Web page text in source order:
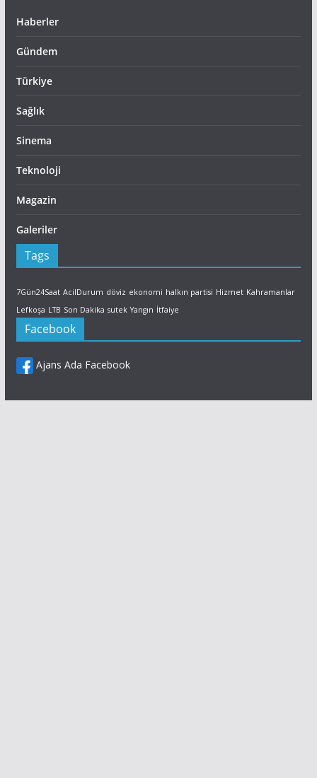
Haberler
Gündem
Türkiye
Sağlık
Sinema
Teknoloji
Magazin
Galeriler
Tags
7Gün24Saat AcilDurum döviz ekonomi halkın partisi Hizmet Kahramanlar
Lefkoşa LTB Son Dakika sutek Yangın İtfaiye
Facebook
Ajans Ada Facebook